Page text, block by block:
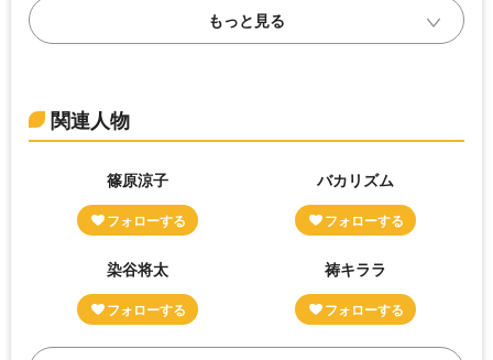
関連人物
篠原涼子 バカリズム
染谷将太 祷キララ